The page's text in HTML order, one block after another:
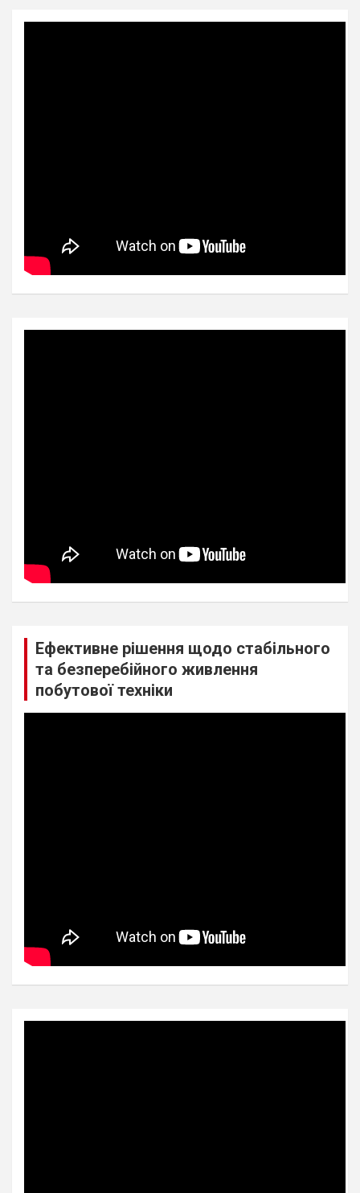
Ефективне рішення щодо стабільного
та безперебійного живлення
побутової техніки